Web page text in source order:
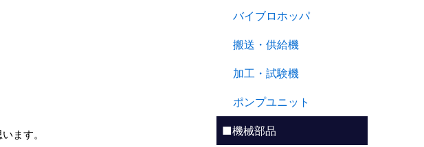
ます。
バイブロホッパ
搬送・供給機
加工・試験機
ポンプユニット
■機械部品